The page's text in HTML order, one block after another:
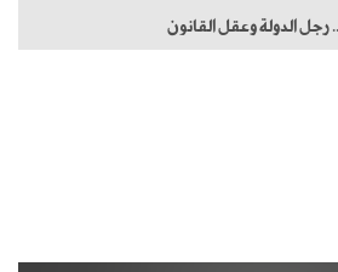
الدولة وعقل القانون